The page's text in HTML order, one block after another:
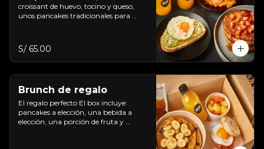
croissant de huevo, tocino y queso,
unos pancakes tradicionales para
S/ 65.00
Brunch de regalo
El regalo perfecto El box incluye:
pancakes a elección, una bebida a
elección, una porción de fruta y